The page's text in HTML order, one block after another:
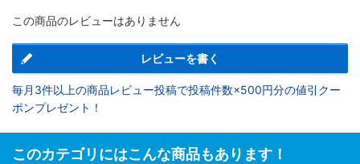
この商品のレビューはありません
レビューを書く
毎月3件以上の商品レビュー投稿で投稿件数×500円分の値引クー
ポンプレゼント！
このカテゴリにはこんな商品もあります！